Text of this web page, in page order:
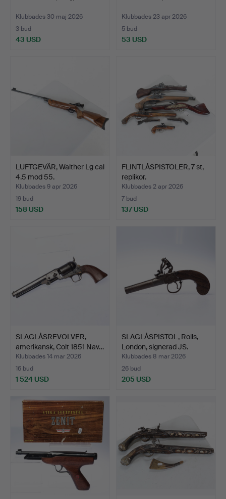
Klubbades 30 maj 2026
3 bud
43 USD
Klubbades 23 apr 2026
5 bud
53 USD
LUFTGEVÄR, Walther Lg cal
4.5 mod 55.
Klubbades 9 apr 2026
19 bud
158 USD
FLINTLÅSPISTOLER, 7 st,
replikor.
Klubbades 2 apr 2026
7 bud
137 USD
SLAGLÅSREVOLVER,
amerikansk, Colt 1851 Nav…
Klubbades 14 mar 2026
16 bud
1 524 USD
SLAGLÅSPISTOL, Rolls,
London, signerad JS.
Klubbades 8 mar 2026
26 bud
205 USD